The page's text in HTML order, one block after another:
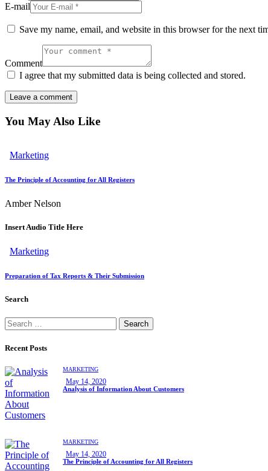
E-mail
Save my name, email, and website in this browser for the next
Comment
I agree that my submitted data is being collected and stored.
You May Also Like
Marketing
The Principle of Accounting for All Registers
Amber Nelson
Insert Audio Title Here
Marketing
Preparation of Tax Reports & Their Submission
Search
Recent Posts
MARKETING
May 14, 2020
Analysis of Information About Customers
MARKETING
May 14, 2020
The Principle of Accounting for All Registers